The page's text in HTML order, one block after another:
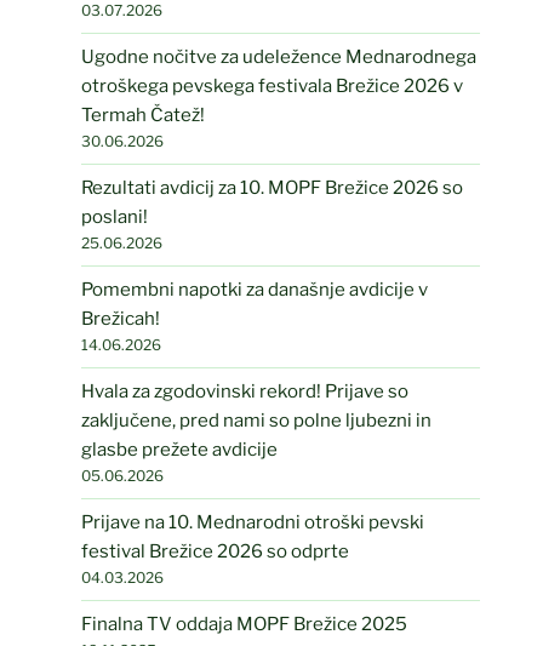
03.07.2026
Ugodne nočitve za udeležence Mednarodnega
otroškega pevskega festivala Brežice 2026 v
Termah Čatež!
30.06.2026
Rezultati avdicij za 10. MOPF Brežice 2026 so
poslani!
25.06.2026
Pomembni napotki za današnje avdicije v
Brežicah!
14.06.2026
Hvala za zgodovinski rekord! Prijave so
zaključene, pred nami so polne ljubezni in
glasbe prežete avdicije
05.06.2026
Prijave na 10. Mednarodni otroški pevski
festival Brežice 2026 so odprte
04.03.2026
Finalna TV oddaja MOPF Brežice 2025